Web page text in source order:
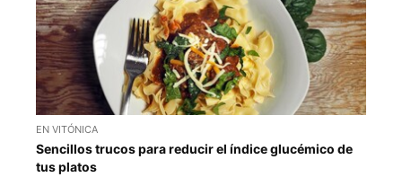
EN VITÓNICA
Sencillos trucos para reducir el índice glucémico de
tus platos